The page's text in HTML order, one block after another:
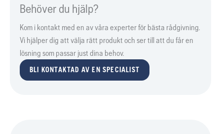
Integrerad anslutning för enkel anslutning till digitala tjänster. Batteri och
laddare ingår ej.
Behöver du hjälp?
Kom i kontakt med en av våra experter för bästa rådgivning.
Vi hjälper dig att välja rätt produkt och ser till att du får en
lösning som passar just dina behov.
BLI KONTAKTAD AV EN SPECIALIST